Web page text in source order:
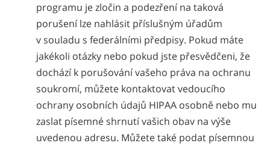
programu je zločin a podezření na taková
porušení lze nahlásit příslušným úřadům
v souladu s federálními předpisy. Pokud máte
jakékoli otázky nebo pokud jste přesvědčeni, že
dochází k porušování vašeho práva na ochranu
soukromí, můžete kontaktovat vedoucího
ochrany osobních údajů HIPAA osobně nebo mu
zaslat písemné shrnutí vašich obav na výše
uvedenou adresu. Můžete také podat písemnou